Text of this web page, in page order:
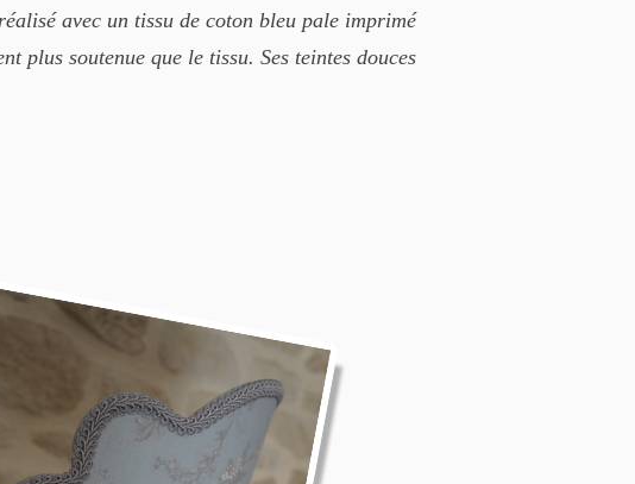
avec un tissu de coton bleu pale imprimé
plus soutenue que le tissu. Ses teintes douces